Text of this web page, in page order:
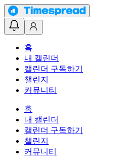
홈
내 캘린더
캘린더 구독하기
챌린지
커뮤니티
홈
내 캘린더
캘린더 구독하기
챌린지
커뮤니티